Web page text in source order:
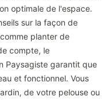
optimale de l'espace.
sur la façon de
planter de
compte, le
Paysagiste garantit que
et fonctionnel. Vous
de votre pelouse ou